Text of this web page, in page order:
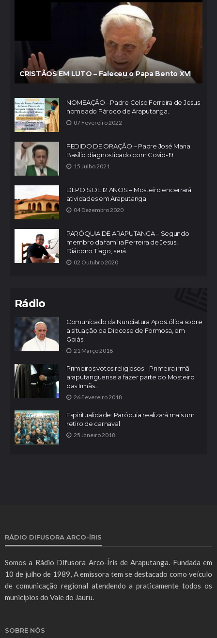
CRISTÃOS EM LUTO – Faleceu o Papa Bento XVI
NOMEAÇÃO - Padre Celso Ferreira de Jesus
nomeado Pároco de Araputanga.
07 Fevereiro 2022
PEDIDO DE ORAÇÃO – Padre José Maria
Basílio diagnosticado com Covid-19
15 Julho 2021
DEPOIS DE 12 ANOS – Mosteiro encerrará
atividades em Araputanga
04 Dezembro 2020
PARÓQUIA DE ARAPUTANGA – Segundo
membro da família Ferreira de Jesus,
Diácono Tiago, será...
02 Outubro 2020
Rádio
Comunicado da Nunciatura Apostólica sobre
a situação da Diocese de Formosa, em
Goiás
21 Março 2018
Primeiros votos religiosos – Primeira irmã
araputanguense a fazer parte do Mosteiro
das Irmãs...
26 Fevereiro 2018
Espiritualidade: Paróquia realizará mais um
retiro de carnaval
25 Janeiro 2018
RÁDIO DIFUSORA ARCO-ÍRIS
Somos a Rádio Difusora Arco-Íris de Araputanga. Fundada em
10 de julho de 1989, A emissora tem se destacado como veículo
de comunicação regional atendendo a praticamente todos os
municípios do Vale do Jauru.
SOBRE NÓS